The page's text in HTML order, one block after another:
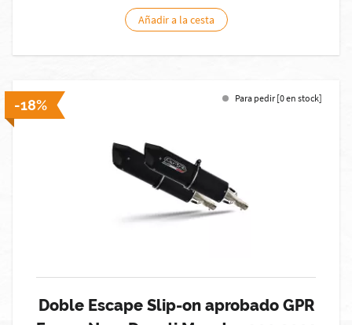
Añadir a la cesta
-18% Para pedir [0 en stock]
Doble Escape Slip-on aprobado GPR